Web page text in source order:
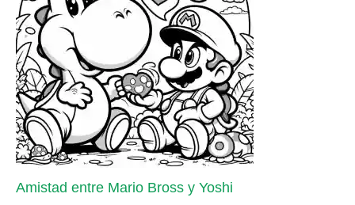
Amistad entre Mario Bross y Yoshi